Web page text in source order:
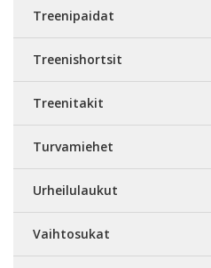
Treenipaidat
Treenishortsit
Treenitakit
Turvamiehet
Urheilulaukut
Vaihtosukat